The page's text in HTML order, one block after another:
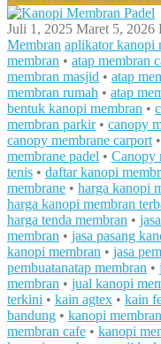
Juli 1, 2025 Maret 5, 2026
Membran aplikator kanopi
membran • atap membran
membran masjid • atap
membran rumah • atap
bentuk kanopi membran •
membran parkir• canopy
canopy membrane carport •
membrane padel • Canopy
tenis • daftar kanopi
membrane • harga kanopi
harga kanopi membran
harga tenda membran •
membran • jasa pasang
kanopi membran • jasa
pembuatanatap membran •
membran • jual kanopi
terkini • kain agtex • kain
bandung • kanopi
membran cafe • kanopi